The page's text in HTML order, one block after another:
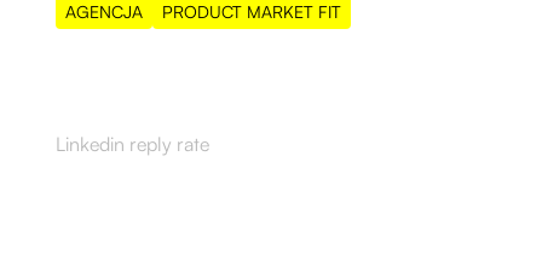
AGENCJA PRODUCT MARKET FIT
Linkedin reply rate